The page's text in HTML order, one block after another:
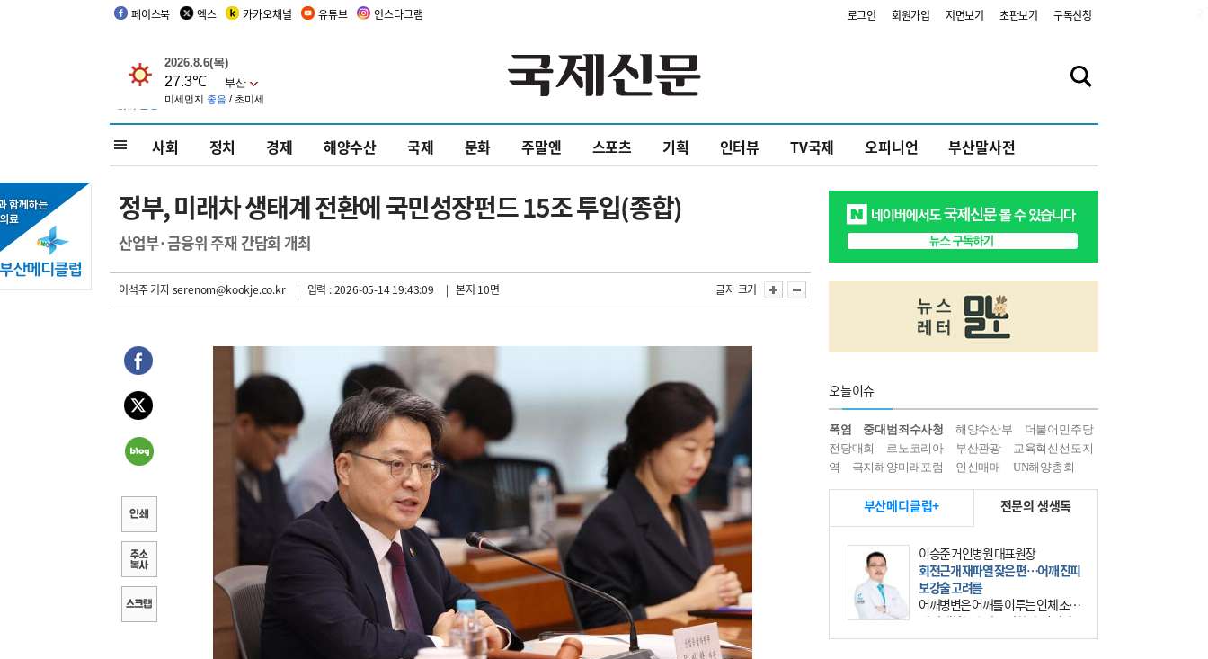
페이스북 엑스 카카오채널 유튜브 인스타그램 로그인 회원가입 지면보기 초판보기 구독신청
사회 정치 경제 해양수산 국제 문화 주말엔 스포츠 기획 인터뷰 TV국제 오피니언 부산말사전
정부, 미래차 생태계 전환에 국민성장펀드 15조 투입(종합)
산업부·금융위 주재 간담회 개최
이석주 기자serenom@kookje.co.kr | 입력 : 2026-05-14 19:43:09 | 본지 10면 글자 크기
오늘이슈
폭염 중대범죄수사청 해양수산부
더불어민주당
전당대회
르노코리아 부산관광
교육혁신선도지
역
극지해양미래포럼 인신매매 UN해양총회
부산메디클럽+ 전문의 생생톡
이승준 거인병원 대표원장
회전근개 재파열 잦은 편…어깨 진피
보강술 고려를
어깨병변은 어깨를 이루는 인체 조직
에 발생하는 손상을 말한다. 여기에
는 오십견과 회전근개 증후군, 어깨